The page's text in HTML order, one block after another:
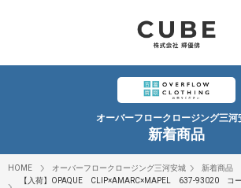
オーバーフロークロージング三河
新着商品
HOME オーバーフロークロージング三河安城
新着商品
【入荷】OPAQUE CLIP×AMARC×MAPEL 637-93020